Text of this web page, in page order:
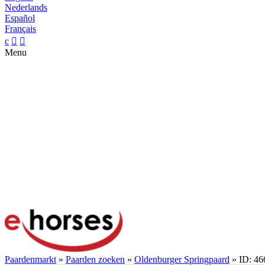
Nederlands
Español
Français
c  
Menu
Paardenmarkt » Paarden zoeken » Oldenburger Springpaard » ID: